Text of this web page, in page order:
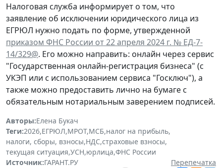
Налоговая служба информирует о том, что
заявление об исключении юридического лица из
ЕГРЮЛ нужно подать по форме, утвержденной
приказом ФНС России от 22 апреля 2024 г. № ЕД-7-
14/329@. Его можно направить: онлайн через сервис
"Государственная онлайн-регистрация бизнеса" (с
УКЭП или с использованием сервиса "Госключ"), а
также можно предоставить лично на бумаге с
обязательным нотариальным заверением подписей.
Авторы:Елена Букач
Теги:2026,ЕГРЮЛ,МРОТ,МСБ,налог на прибыль,
налоги, сборы, взносы,НДС,страховые взносы,
текущая ситуация,УСН,юрлица,ФНС России
Источник:ГАРАНТ.РУ
Перепечатка